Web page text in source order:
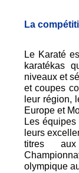
La
Le Karaté
karatékas
niveaux et
et coupes
leur région,
Europe et
Les
leurs
titres aux
olympique